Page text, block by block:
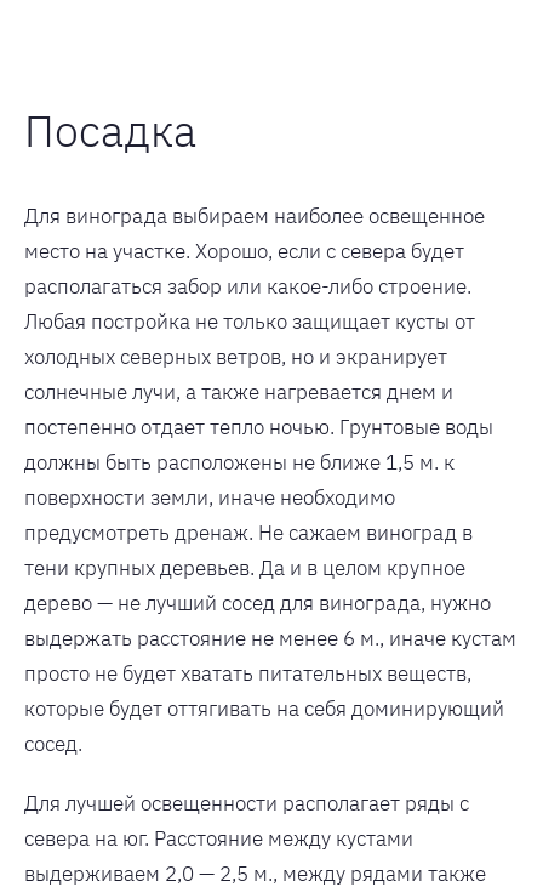
Посадка
Для винограда выбираем наиболее освещенное
место на участке. Хорошо, если с севера будет
располагаться забор или какое-либо строение.
Любая постройка не только защищает кусты от
холодных северных ветров, но и экранирует
солнечные лучи, а также нагревается днем и
постепенно отдает тепло ночью. Грунтовые воды
должны быть расположены не ближе 1,5 м. к
поверхности земли, иначе необходимо
предусмотреть дренаж. Не сажаем виноград в
тени крупных деревьев. Да и в целом крупное
дерево — не лучший сосед для винограда, нужно
выдержать расстояние не менее 6 м., иначе кустам
просто не будет хватать питательных веществ,
которые будет оттягивать на себя доминирующий
сосед.
Для лучшей освещенности располагает ряды с
севера на юг. Расстояние между кустами
выдерживаем 2,0 — 2,5 м., между рядами также